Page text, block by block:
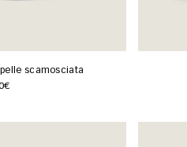
scamosciata